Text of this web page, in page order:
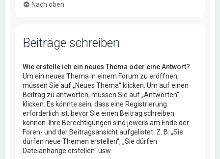
Nach oben
Beiträge schreiben
Wie erstelle ich ein neues Thema oder eine Antwort?
Um ein neues Thema in einem Forum zu eröffnen,
müssen Sie auf „Neues Thema“ klicken. Um auf einen
Beitrag zu antworten, müssen Sie auf „Antworten“
klicken. Es könnte sein, dass eine Registrierung
erforderlich ist, bevor Sie einen Beitrag schreiben
können. Ihre Berechtigungen sind jeweils am Ende der
Foren- und der Beitragsansicht aufgelistet. Z. B. „Sie
dürfen neue Themen erstellen“, „Sie dürfen
Dateianhänge erstellen“ usw.